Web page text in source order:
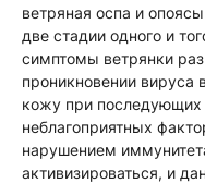
ветряная оспа и
две стадии одного и
симптомы ветрянки
проникновении вируса
кожу при
неблагоприятных
нарушением
активизироваться, и